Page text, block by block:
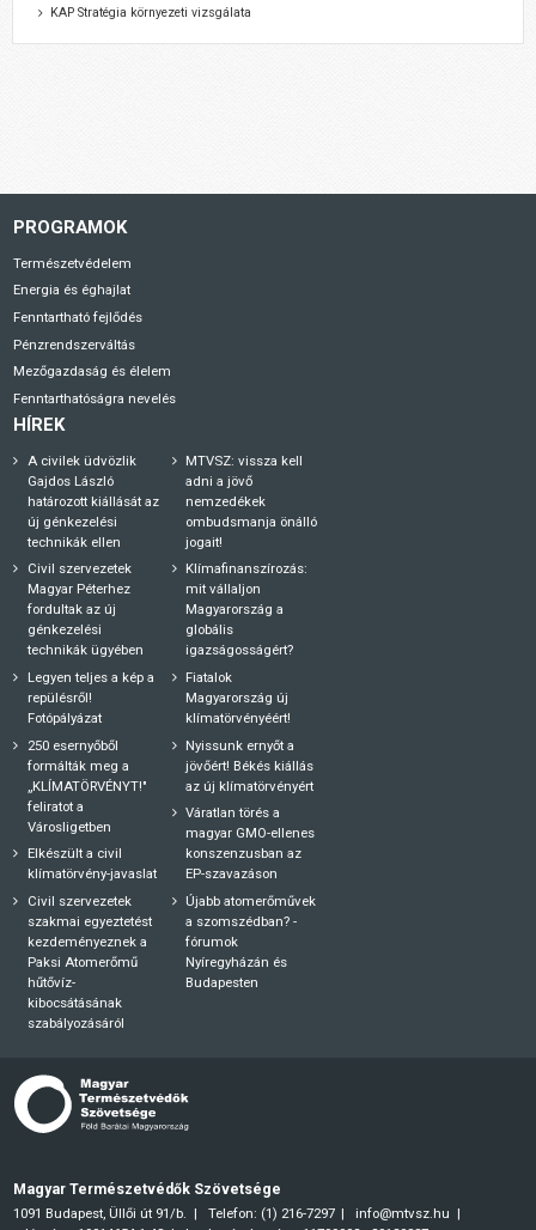
KAP Stratégia környezeti vizsgálata
PROGRAMOK
Természetvédelem
Energia és éghajlat
Fenntartható fejlődés
Pénzrendszerváltás
Mezőgazdaság és élelem
Fenntarthatóságra nevelés
HÍREK
A civilek üdvözlik
Gajdos László
határozott kiállását az
új génkezelési
technikák ellen
Civil szervezetek
Magyar Péterhez
fordultak az új
génkezelési
technikák ügyében
Legyen teljes a kép a
repülésről!
Fotópályázat
250 esernyőből
formálták meg a
„KLÍMATÖRVÉNYT!"
feliratot a
Városligetben
Elkészült a civil
klímatörvény-javaslat
Civil szervezetek
szakmai egyeztetést
kezdeményeznek a
Paksi Atomerőmű
hűtővíz-
kibocsátásának
szabályozásáról
MTVSZ: vissza kell
adni a jövő
nemzedékek
ombudsmanja önálló
jogait!
Klímafinanszírozás:
mit vállaljon
Magyarország a
globális
igazságosságért?
Fiatalok
Magyarország új
klímatörvényéért!
Nyissunk ernyőt a
jövőért! Békés kiállás
az új klímatörvényért
Váratlan törés a
magyar GMO-ellenes
konszenzusban az
EP-szavazáson
Újabb atomerőművek
a szomszédban? -
fórumok
Nyíregyházán és
Budapesten
Magyar Természetvédők Szövetsége
1091 Budapest, Üllői út 91/b.
Telefon: (1) 216-7297
info@mtvsz.hu